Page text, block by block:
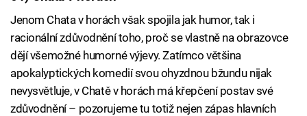
Jenom Chata v horách však spojila jak humor, tak i
racionální zdůvodnění toho, proč se vlastně na obrazovce
dějí všemožné humorné výjevy. Zatímco většina
apokalyptických komedií svou ohyzdnou bžundu nijak
nevysvětluje, v Chatě v horách má křepčení postav své
zdůvodnění – pozorujeme tu totiž nejen zápas hlavních